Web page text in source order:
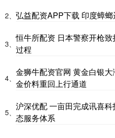
2、 弘益配资APP下载 印度蟑
3、
恒牛所配资 日本警察开枪
过程
4、
金狮牛配资官网 黄金白银
金价料重回上行通道
5、
沪深优配 一亩田完成讯喜
态服务体系